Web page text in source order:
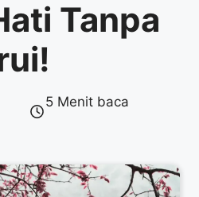
Tanpa
5 Menit baca